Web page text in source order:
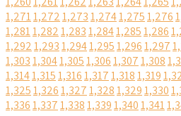
1,2711,2721,2731,2741,2751,276
1,2811,2821,2831,2841,2851,286
1,2921,2931,2941,2951,2961,297
1,3031,3041,3051,3061,3071,308
1,3141,3151,3161,3171,3181,319
1,3251,3261,3271,3281,3291,330
1,3361,3371,3381,3391,3401,341